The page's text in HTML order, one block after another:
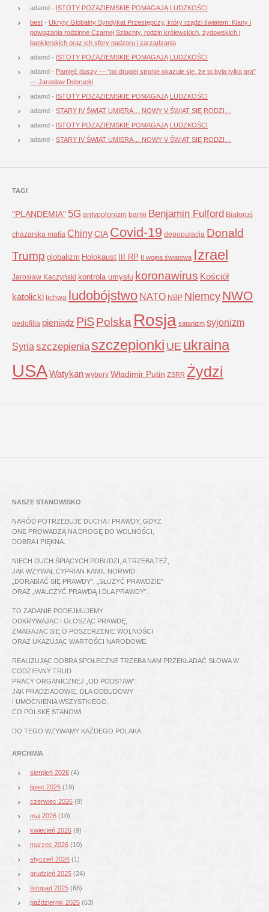
adamd - ISTOTY POZAZIEMSKIE POMAGAJĄ LUDZKOŚCI
best - Ukryty Globalny Syndykat Przestępczy, który rządzi światem: Klany i
powiązania rodzinne Czarnej Szlachty, rodzin królewskich, żydowskich i
bankierskich oraz ich sfery nadzoru i zarządzania
adamd - ISTOTY POZAZIEMSKIE POMAGAJĄ LUDZKOŚCI
adamd - Pamięć duszy — “po drugiej stronie okazuje się, że to była tylko gra”
— Jarosław Dobrucki
adamd - ISTOTY POZAZIEMSKIE POMAGAJĄ LUDZKOŚCI
adamd - STARY IV ŚWIAT UMIERA… NOWY V ŚWIAT SIĘ RODZI…
adamd - ISTOTY POZAZIEMSKIE POMAGAJĄ LUDZKOŚCI
adamd - STARY IV ŚWIAT UMIERA… NOWY V ŚWIAT SIĘ RODZI…
TAGI
"PLANDEMIA" 5G antypolonizm banki Benjamin Fulford Białoruś
chazarska mafia ChinyCIA Covid-19 depopulacja Donald
Trump globalizm Holokaust III RP II wojna światowa Izrael
Jarosław Kaczyński kontrola umysłu koronawirus Kościół
katolicki lichwa ludobójstwo NATO NBP NiemcyNWO
pedofilia pieniądz PiSPolska Rosja satanizm syjonizm
Syria szczepienia szczepionki UE ukraina
USAWatykan wybory Władimir Putin ZSRR Żydzi
NASZE STANOWISKO
NARÓD POTRZEBUJE DUCHA I PRAWDY, GDYŻ
ONE PROWADZĄ NA DROGĘ DO WOLNOŚCI,
DOBRA I PIĘKNA.
NIECH DUCH ŚPIĄCYCH POBUDZI, A TRZEBA TEŻ,
JAK WZYWAŁ CYPRIAN KAMIL NORWID :
„DORABIAĆ SIĘ PRAWDY”, „SŁUŻYĆ PRAWDZIE”
ORAZ „WALCZYĆ PRAWDĄ I DLA PRAWDY”.
TO ZADANIE PODEJMUJEMY
ODKRYWAJĄC I GŁOSZĄC PRAWDĘ,
ZMAGAJĄC SIĘ O POSZERZENIE WOLNOŚCI
ORAZ UKAZUJĄC WARTOŚCI NARODOWE.
REALIZUJĄC DOBRA SPOŁECZNE TRZEBA NAM PRZEKŁADAĆ SŁOWA W
CODZIENNY TRUD
PRACY ORGANICZNEJ „OD PODSTAW”,
JAK PRADZIADOWIE, DLA ODBUDOWY
I UMOCNIENIA WSZYSTKIEGO,
CO POLSKĘ STANOWI.
DO TEGO WZYWAMY KAŻDEGO POLAKA.
ARCHIWA
sierpień 2026 (4)
lipiec 2026 (19)
czerwiec 2026 (9)
maj 2026 (10)
kwiecień 2026 (9)
marzec 2026 (10)
styczeń 2026 (1)
grudzień 2025 (24)
listopad 2025 (68)
październik 2025 (63)